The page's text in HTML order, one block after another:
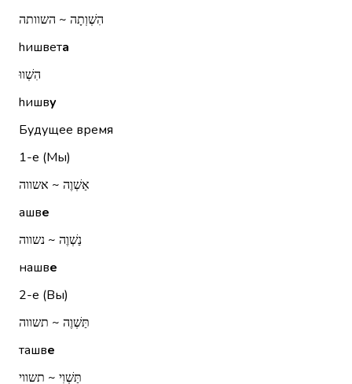
הִשְׁוְתָה ~ השוותה
hишвета
הִשְׁווּ
hишву
Будущее время
1-е (Мы)
אַשְׁוֶה ~ אשווה
ашве
נַשְׁוֶה ~ נשווה
нашве
2-е (Вы)
תַּשְׁוֶה ~ תשווה
ташве
תַּשְׁוִי ~ תשווי